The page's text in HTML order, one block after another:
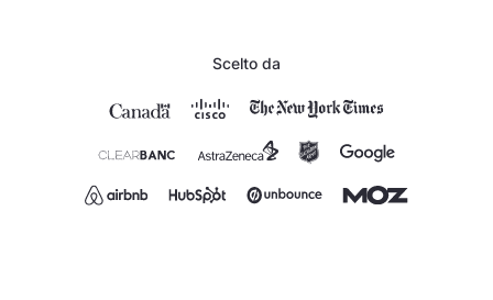
Scelto da